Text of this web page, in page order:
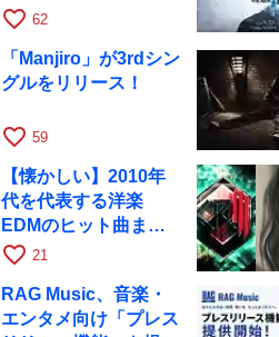
favorite_border 62
「Manjiro」が3rdシン
グルをリリース！
favorite_border 59
【懐かしい】2010年
代を代表する洋楽
EDMのヒット曲まと
め【平成】
favorite_border 21
RAG Music、音楽・
エンタメ向け「プレス